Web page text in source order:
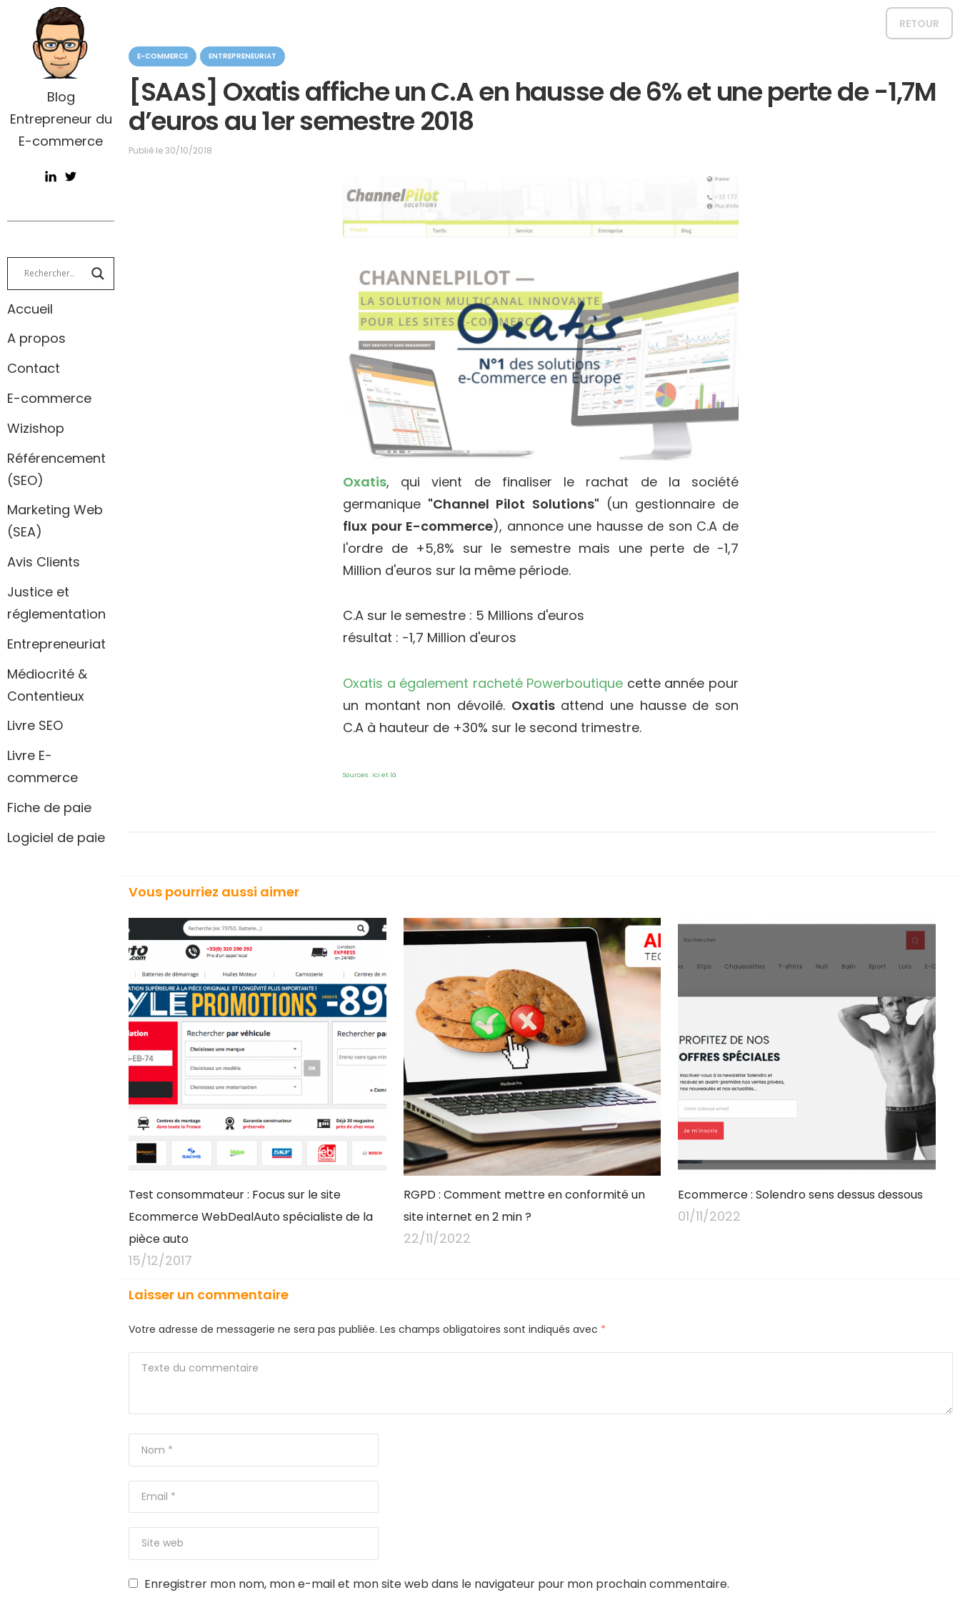
Blog
Entrepreneur du
E-commerce
Accueil
A propos
Contact
E-commerce
Wizishop
Référencement
(SEO)
Marketing Web
(SEA)
Avis Clients
Justice et
réglementation
Entrepreneuriat
Médiocrité &
Contentieux
Livre SEO
Livre E-
commerce
Fiche de paie
Logiciel de paie
RETOUR
C
a
g
o
E-COMMERCE ENTREPRENEURIAT
[SAAS] Oxatis affiche un C.A en hausse de 6% et une perte de -1,7M
d’euros au 1er semestre 2018
Publié le30/10/2018
Oxatis, qui vient de finaliser le rachat de la société
germanique "Channel Pilot Solutions" (un gestionnaire de
flux pour E-commerce), annonce une hausse de son C.A de
l'ordre de +5,8% sur le semestre mais une perte de -1,7
Million d'euros sur la même période.
C.A sur le semestre : 5 Millions d'euros
résultat : -1,7 Million d'euros
Oxatis a également racheté Powerboutique cette année pour
un montant non dévoilé. Oxatisattend une hausse de son
C.A à hauteur de +30% sur le second trimestre.
Sources : ici et là
Vous pourriez aussi aimer
Test consommateur : Focus sur le site
Ecommerce WebDealAuto spécialiste de la
pièce auto
15/12/2017
RGPD : Comment mettre en conformité un
site internet en 2 min ?
22/11/2022
Ecommerce : Solendro sens dessus dessous
01/11/2022
Laisser un commentaire
Votre adresse de messagerie ne sera pas publiée. Les champs obligatoires sont indiqués avec *
Enregistrer mon nom, mon e-mail et mon site web dans le navigateur pour mon prochain commentaire.